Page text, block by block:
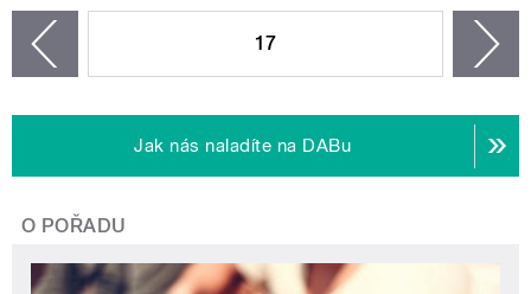
17
Jak nás naladíte na DABu
O POŘADU